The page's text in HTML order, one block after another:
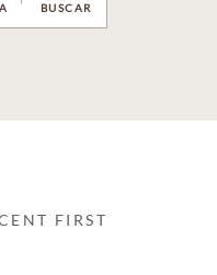
BUSCAR
FIRST